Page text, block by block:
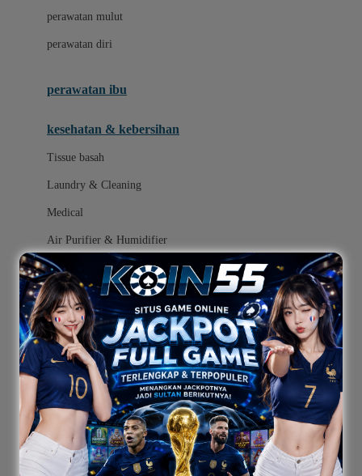
MATCHBOX
MiaMily
Mimi & Lula
Mini Monkey
Moby
Momama
Momami
Momcozy
Monster Jam
Mooimom
Mothercare
perawatan mulut
perawatan diri
perawatan ibu
kesehatan & kebersihan
Tissue basah
Laundry & Cleaning
Medical
Air Purifier & Humidifier
popok
mainan
ayunan dan walker bayi
alas bermain anak bayi
mainan anak bayi
mothercare toys